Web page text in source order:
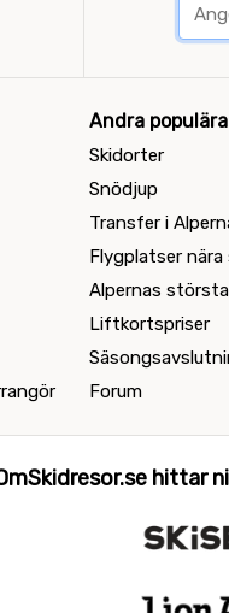
Andra
Skidorter
Snödjup
Transfer i
Flygplatser nära
Alpernas
Liftkortspriser
Forum
hittar